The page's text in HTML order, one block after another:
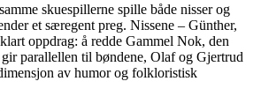
skuespillerne spille både nisser og
et særegent preg. Nissene – Günther,
oppdrag: å redde Gammel Nok, den
parallellen til bøndene, Olaf og Gjertrud
av humor og folkloristisk